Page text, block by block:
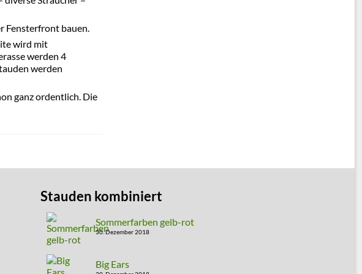
Fensterfront bauen.
wird mit
werden 4
werden
ganz ordentlich. Die
Stauden kombiniert
Sommerfarben gelb-rot
30. Dezember 2018
Big Ears